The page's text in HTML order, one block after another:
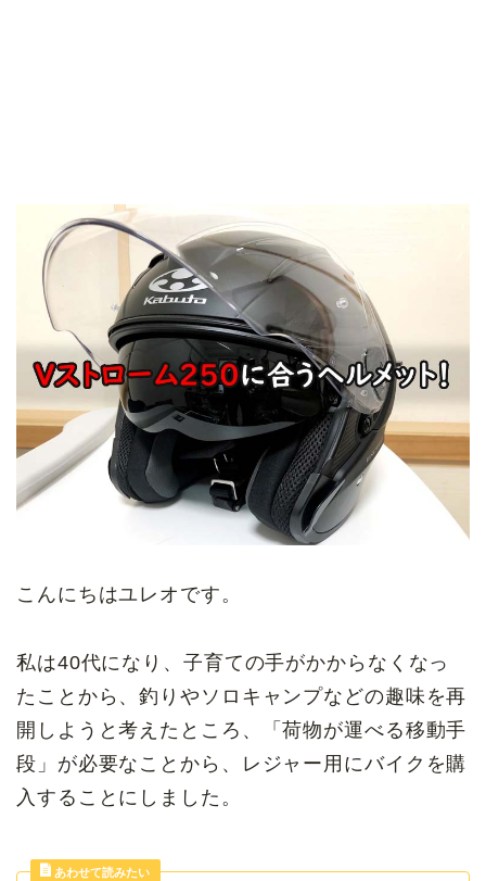
こんにちはユレオです。
私は40代になり、子育ての手がかからなくなっ
たことから、釣りやソロキャンプなどの趣味を再
開しようと考えたところ、「荷物が運べる移動手
段」が必要なことから、レジャー用にバイクを購
入することにしました。